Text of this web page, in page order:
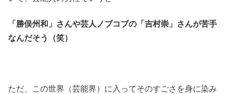
「勝俣州和」さんや芸人ノブコブの「吉村崇」さんが苦手
なんだそう（笑）
ただ、この世界（芸能界）に入ってそのすごさを身に染み